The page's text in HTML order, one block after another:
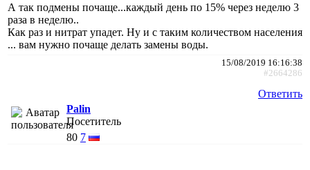
А так подмены почаще...каждый день по 15% через неделю 3
раза в неделю..
Как раз и нитрат упадет. Ну и с таким количеством населения
... вам нужно почаще делать замены воды.
15/08/2019 16:16:38
#2664286
Ответить
Palin
Посетитель
80 7